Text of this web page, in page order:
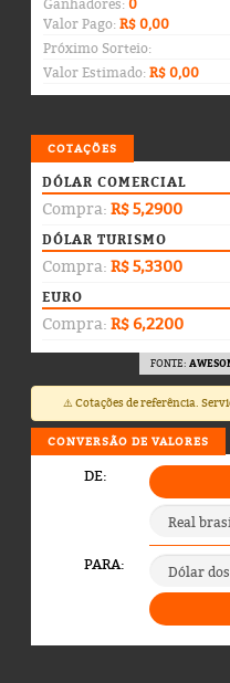
Ganhadores:0
Valor Pago:R$ 0,00
Próximo Sorteio:
Valor Estimado:R$ 0,00
COTAÇÕES
DÓLAR COMERCIAL
Compra: R$ 5,2900
DÓLAR TURISMO
Compra: R$ 5,3300
EURO
Compra: R$ 6,2200
FONTE:
⚠️ Cotações de referência.
CONVERSÃO DE VALORES